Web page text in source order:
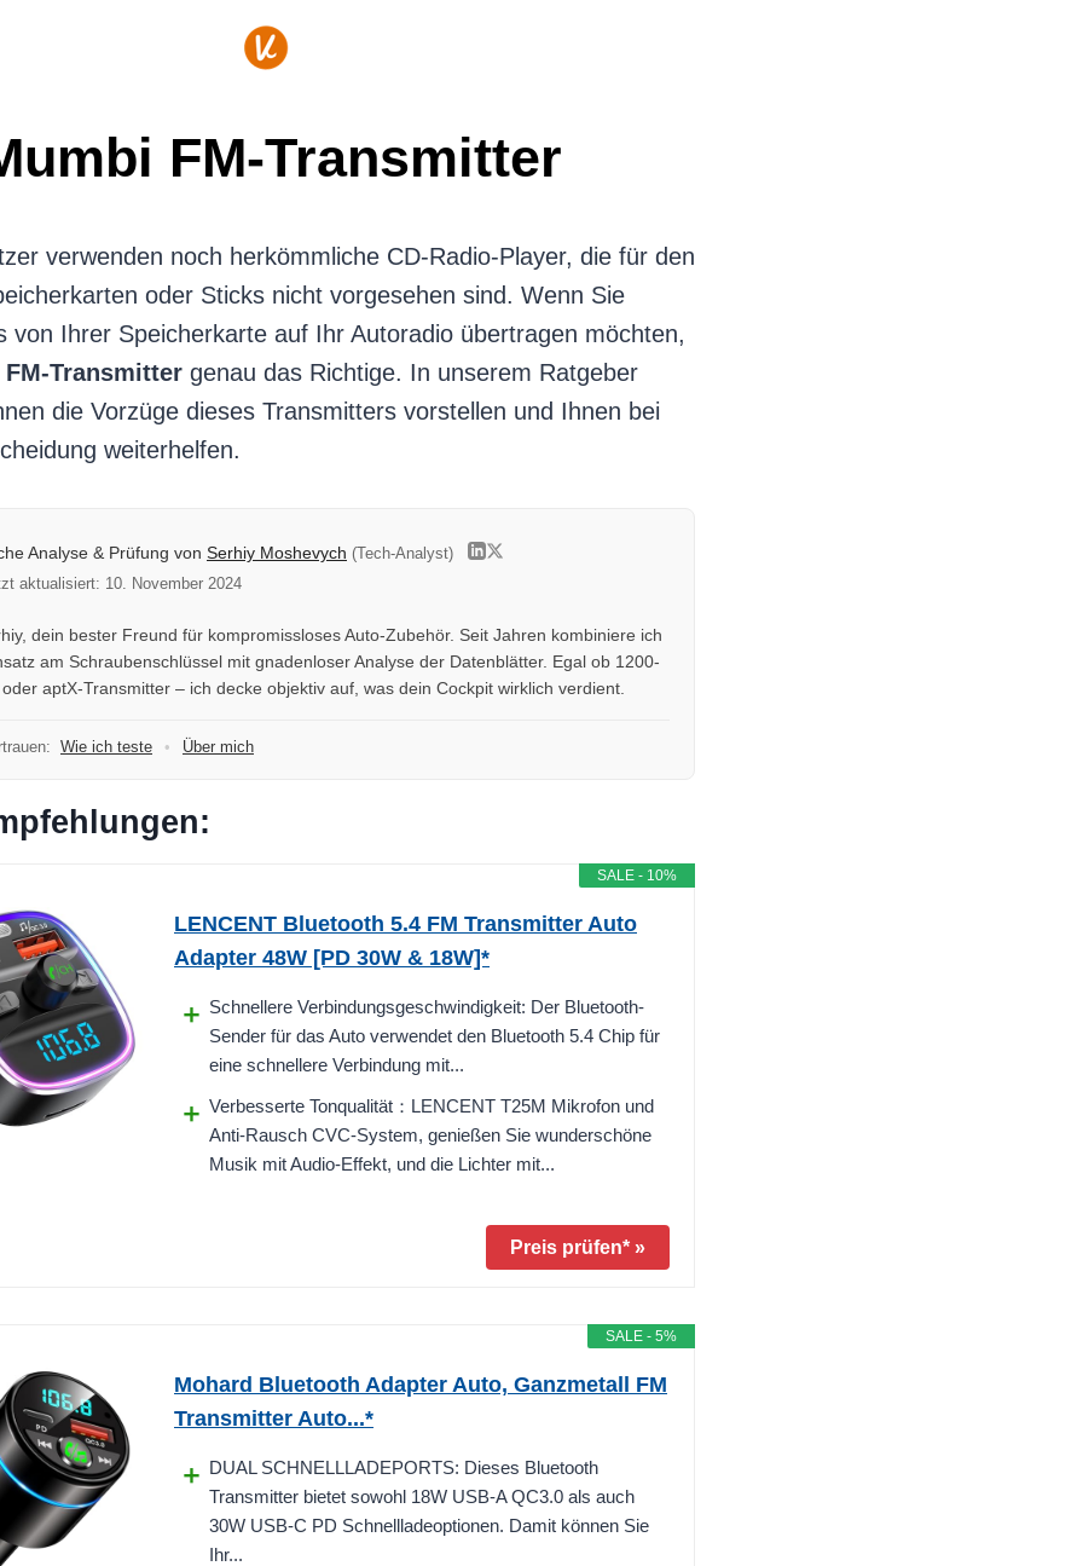
FM-Transmitter
verwenden noch herkömmliche CD-Radio-Player, die für den
oder Sticks nicht vorgesehen sind. Wenn Sie
von Ihrer Speicherkarte auf Ihr Autoradio übertragen möchten,
Transmitter genau das Richtige. In unserem Ratgeber
die Vorzüge dieses Transmitters vorstellen und Ihnen bei
weiterhelfen.
Analyse & Prüfung von Serhiy Moshevych (Tech-Analyst)
aktualisiert: 10. November 2024
dein bester Freund für kompromissloses Auto-Zubehör. Seit Jahren kombiniere ich
am Schraubenschlüssel mit gnadenloser Analyse der Datenblätter. Egal ob 1200-
aptX-Transmitter – ich decke objektiv auf, was dein Cockpit wirklich verdient.
Wie ich teste • Über mich
SALE - 10%
LENCENT Bluetooth 5.4 FM Transmitter Auto
Adapter 48W [PD 30W & 18W]*
Schnellere Verbindungsgeschwindigkeit: Der Bluetooth-
Sender für das Auto verwendet den Bluetooth 5.4 Chip für
eine schnellere Verbindung mit...
Verbesserte Tonqualität：LENCENT T25M Mikrofon und
Anti-Rausch CVC-System, genießen Sie wunderschöne
Musik mit Audio-Effekt, und die Lichter mit...
Preis prüfen* »
SALE - 5%
Mohard Bluetooth Adapter Auto, Ganzmetall FM
Transmitter Auto...*
DUAL SCHNELLLADEPORTS: Dieses Bluetooth
Transmitter bietet sowohl 18W USB-A QC3.0 als auch
30W USB-C PD Schnellladeoptionen. Damit können Sie
Ihr...